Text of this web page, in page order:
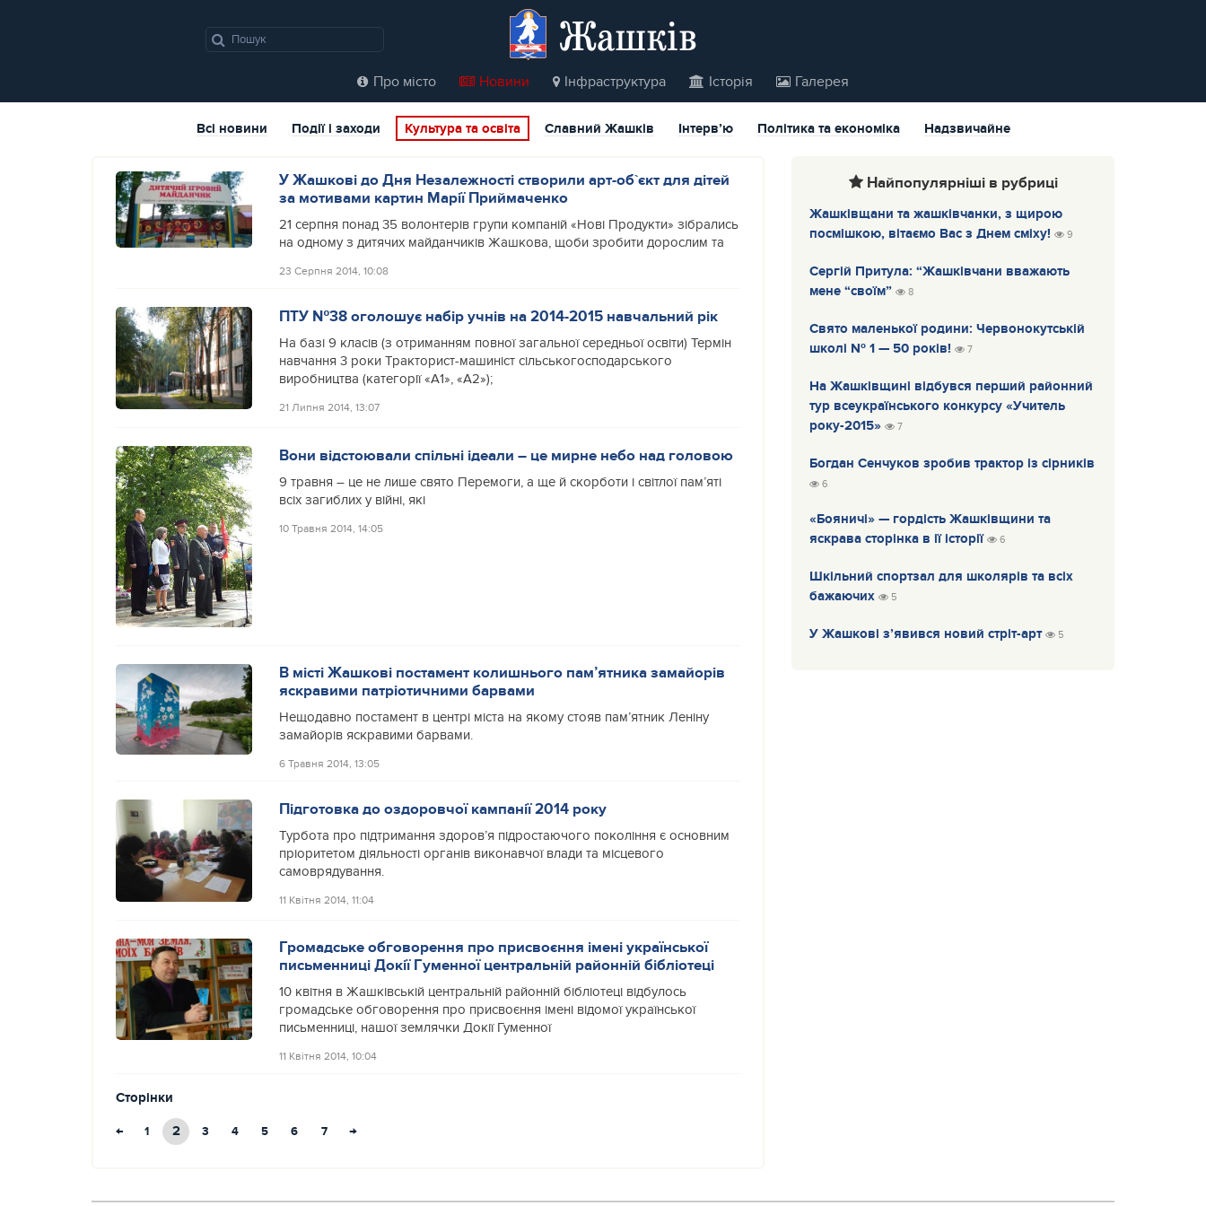
Жашків
Про місто Новини Інфраструктура Історія Галерея
Всі новини Події і заходи Культура та освіта Славний Жашків Інтерв’ю Політика та економіка Надзвичайне
У Жашкові до Дня Незалежності створили арт-об`єкт для дітей
за мотивами картин Марії Приймаченко
21 серпня понад 35 волонтерів групи компаній «Нові Продукти» зібрались
на одному з дитячих майданчиків Жашкова, щоби зробити дорослим та
23 Серпня 2014, 10:08
ПТУ №38 оголошує набір учнів на 2014-2015 навчальний рік
На базі 9 класів (з отриманням повної загальної середньої освіти) Термін
навчання 3 роки Тракторист-машиніст сільськогосподарського
виробництва (категорії «А1», «А2»);
21 Липня 2014, 13:07
Вони відстоювали спільні ідеали – це мирне небо над головою
9 травня – це не лише свято Перемоги, а ще й скорботи і світлої пам’яті
всіх загиблих у війні, які
10 Травня 2014, 14:05
В місті Жашкові постамент колишнього пам’ятника замайорів
яскравими патріотичними барвами
Нещодавно постамент в центрі міста на якому стояв пам’ятник Леніну
замайорів яскравими барвами.
6 Травня 2014, 13:05
Підготовка до оздоровчої кампанії 2014 року
Турбота про підтримання здоров’я підростаючого покоління є основним
пріоритетом діяльності органів виконавчої влади та місцевого
самоврядування.
11 Квітня 2014, 11:04
Громадське обговорення про присвоєння імені української
письменниці Докії Гуменної центральній районній бібліотеці
10 квітня в Жашківській центральній районній бібліотеці відбулось
громадське обговорення про присвоєння імені відомої української
письменниці, нашої землячки Докії Гуменної
11 Квітня 2014, 10:04
Сторінки
← 1 2 3 4 5 6 7 →
Найпопулярніші в рубриці
Жашківщани та жашківчанки, з щирою
посмішкою, вітаємо Вас з Днем сміху!
9
Сергій Притула: “Жашківчани вважають
мене “своїм”
8
Свято маленької родини: Червонокутській
школі № 1 — 50 років!
7
На Жашківщині відбувся перший районний
тур всеукраїнського конкурсу «Учитель
року-2015»
7
Богдан Сенчуков зробив трактор із сірників
6
«Бояничі» — гордість Жашківщини та
яскрава сторінка в ії історії
6
Шкільний спортзал для школярів та всіх
бажаючих
5
У Жашкові з’явився новий стріт-арт 5